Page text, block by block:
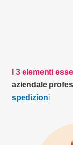
I 3 elementi
aziendale
spedizioni